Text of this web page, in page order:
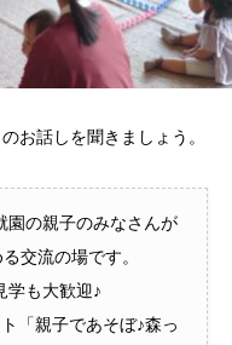
お話しを聞きましょう。
園の親子のみなさんが
交流の場です。
学も大歓迎♪
「親子であそぼ♪森っ